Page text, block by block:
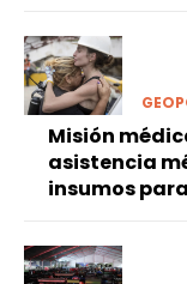
Misión
asistencia
insumos